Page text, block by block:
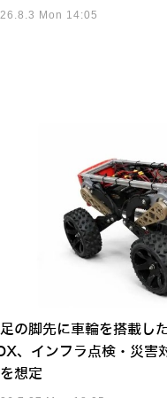
Mon 14:05
の脚先に車輪を搭載し
、インフラ点検・災害
想定